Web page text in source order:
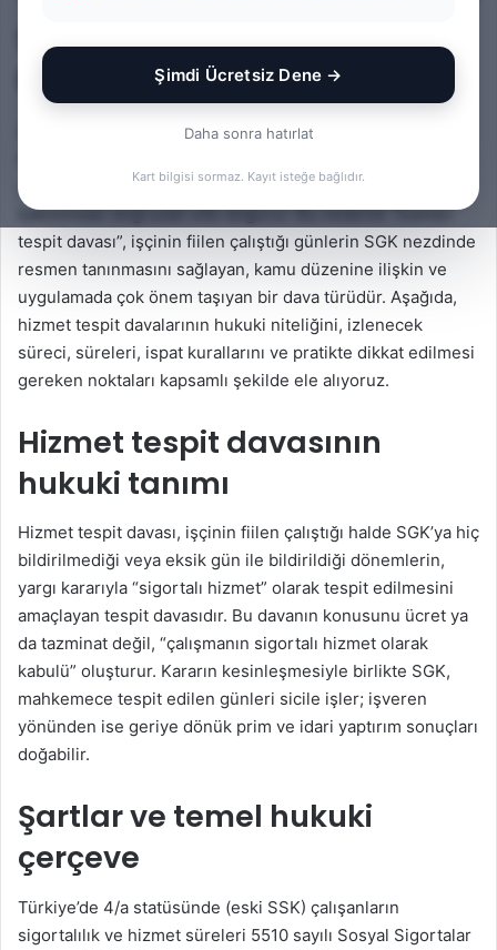
Şimdi Ücretsiz Dene →
Daha sonra hatırlat
Kart bilgisi sormaz. Kayıt isteğe bağlıdır.
SGK Hizmet Tespit Davası
Nasıl Açılır?
Çalıştığınız halde Sosyal Güvenlik Kurumuna (SGK)
yaşlılık aylığı, malullük ve kısa vadeli sigorta yardımları
bakımından doğrudan etki doğurur. Bu nedenle “hizmet
tespit davası”, işçinin fiilen çalıştığı günlerin SGK nezdinde
resmen tanınmasını sağlayan, kamu düzenine ilişkin ve
uygulamada çok önem taşıyan bir dava türüdür. Aşağıda,
hizmet tespit davalarının hukuki niteliğini, izlenecek
süreci, süreleri, ispat kurallarını ve pratikte dikkat edilmesi
gereken noktaları kapsamlı şekilde ele alıyoruz.
Hizmet tespit davasının
hukuki tanımı
Hizmet tespit davası, işçinin fiilen çalıştığı halde SGK’ya hiç
bildirilmediği veya eksik gün ile bildirildiği dönemlerin,
yargı kararıyla “sigortalı hizmet” olarak tespit edilmesini
amaçlayan tespit davasıdır. Bu davanın konusunu ücret ya
da tazminat değil, “çalışmanın sigortalı hizmet olarak
kabulü” oluşturur. Kararın kesinleşmesiyle birlikte SGK,
mahkemece tespit edilen günleri sicile işler; işveren
yönünden ise geriye dönük prim ve idari yaptırım sonuçları
doğabilir.
Şartlar ve temel hukuki
çerçeve
Türkiye’de 4/a statüsünde (eski SSK) çalışanların
sigortalılık ve hizmet süreleri 5510 sayılı Sosyal Sigortalar